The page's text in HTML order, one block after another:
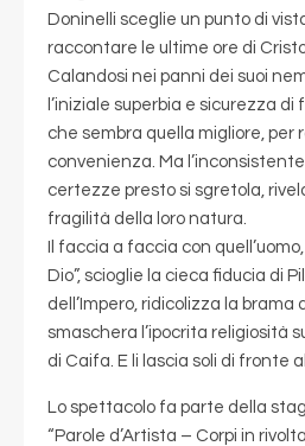
Doninelli sceglie un punto di
raccontare le ultime ore di
Calandosi nei panni dei suoi
l’iniziale superbia e sicurezza
che sembra quella migliore, per
convenienza. Ma
certezze presto si sgretola,
fragilità della loro natura.
Il faccia a faccia con
Dio”, scioglie la cieca fiducia di
dell’Impero, ridicolizza la brama
smaschera l’ipocrita religiosità
di Caifa. E li lascia soli di fronte
Lo spettacolo fa parte della
“Parole d’Artista – Corpi in